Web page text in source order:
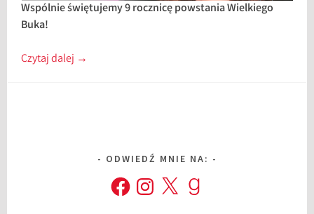
Wspólnie świętujemy 9 rocznicę powstania Wielkiego
Buka!
Czytaj dalej →
ODWIEDŹ MNIE NA:
FacebookInstagram
X Goodreads